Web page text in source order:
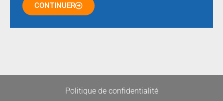
CONTINUER
Politique de confidentialité